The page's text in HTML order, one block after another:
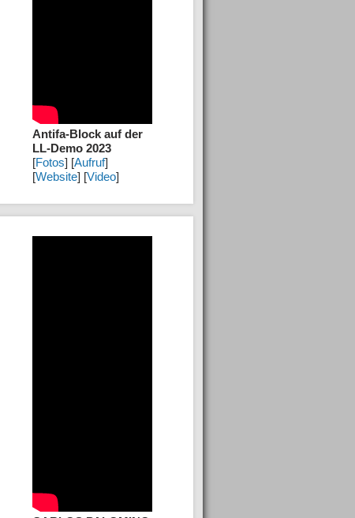
Antifa-Block auf der
LL-Demo 2023
[Fotos] [Aufruf]
[Website] [Video]